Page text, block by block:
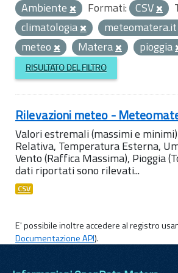
Ambiente
Formati: CSV
climatologia
meteomatera.it
meteo
Matera pioggia
RISULTATO DEL FILTRO
Rilevazioni meteo -
Valori estremali (massimi e
Relativa, Temperatura Esterna,
Vento (Raffica Massima), Pioggia
dati riportati sono rilevati...
CSV
E' possibile inoltre accedere al registro
Documentazione API).